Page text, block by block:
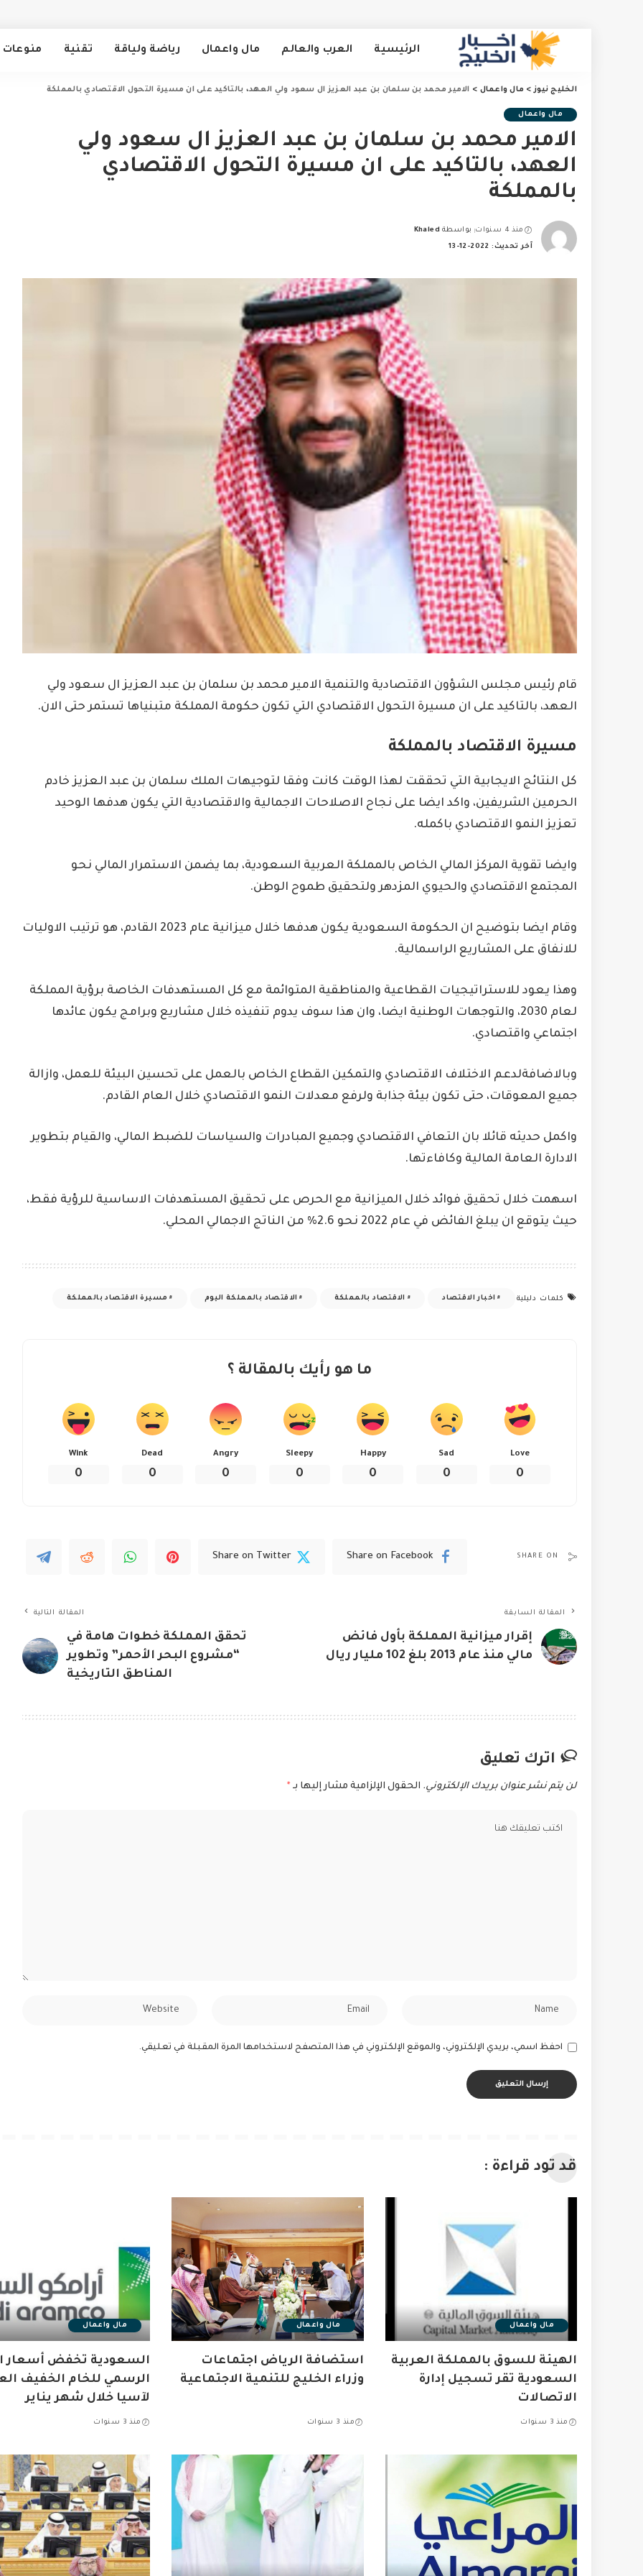
الرئيسية العرب والعالم مال واعمال رياضة ولياقة تقنية منوعات
الخليج نيوز> مال واعمال > الامير محمد بن سلمان بن عبد العزيز ال سعود ولي العهد، بالتاكيد على ان مسيرة التحول الاقتصادي بالمملكة
مال واعمال
الامير محمد بن سلمان بن عبد العزيز ال سعود ولي
العهد، بالتاكيد على ان مسيرة التحول الاقتصادي
بالمملكة
منذ 4 سنوات
Posted
by
بواسطة Khaled
آخر تحديث: 2022-12-13
قام رئيس مجلس الشؤون الاقتصادية والتنمية الامير محمد بن سلمان بن عبد العزيز ال سعود ولي
العهد، بالتاكيد على ان مسيرة التحول الاقتصادي التي تكون حكومة المملكة متبنياها تستمر حتى الان.
مسيرة الاقتصاد بالمملكة
كل النتائج الايجابية التي تحققت لهذا الوقت كانت وفقا لتوجيهات الملك سلمان بن عبد العزيز خادم
الحرمين الشريفين، واكد ايضا على نجاح الاصلاحات الاجمالية والاقتصادية التي يكون هدفها الوحيد
تعزيز النمو الاقتصادي باكمله.
وايضا تقوية المركز المالي الخاص بالمملكة العربية السعودية، بما يضمن الاستمرار المالي نحو
المجتمع الاقتصادي والحيوي المزدهر ولتحقيق طموح الوطن.
وقام ايضا بتوضيح ان الحكومة السعودية يكون هدفها خلال ميزانية عام 2023 القادم، هو ترتيب الاوليات
للانفاق على المشاريع الراسمالية.
وهذا يعود للاستراتيجيات القطاعية والمناطقية المتوائمة مع كل المستهدفات الخاصة برؤية المملكة
لعام 2030، والتوجهات الوطنية ايضا، وان هذا سوف يدوم تنفيذه خلال مشاريع وبرامج يكون عائدها
اجتماعي واقتصادي.
وبالاضافةلدعم الاختلاف الاقتصادي والتمكين القطاع الخاص بالعمل على تحسين البيئة للعمل، وازالة
جميع المعوقات، حتى تكون بيئة جذابة ولرفع معدلات النمو الاقتصادي خلال العام القادم.
واكمل حديثه قائلا بان التعافي الاقتصادي وجميع المبادرات والسياسات للضبط المالي، والقيام بتطوير
الادارة العامة المالية وكافاءتها.
اسهمت خلال تحقيق فوائد خلال الميزانية مع الحرص على تحقيق المستهدفات الاساسية للرؤية فقط،
حيث يتوقع ان يبلغ الفائض في عام 2022 نحو 2.6% من الناتج الاجمالي المحلي.
كلمات دليلية اخبار الاقتصاد الاقتصاد بالمملكة الاقتصاد بالمملكة اليوم مسيرة الاقتصاد بالمملكة
ما هو رأيك بالمقالة ؟
Love
0
Sad
0
Happy
0
Sleepy
0
Angry
0
Dead
0
Wink
0
SHARE ON
Share on Facebook
Share on Twitter
المقالة السابقة
إقرار ميزانية المملكة بأول فائض
مالي منذ عام 2013 بلغ 102 مليار ريال
المقالة التالية
تحقق المملكة خطوات هامة في
“مشروع البحر الأحمر” وتطوير
المناطق التاريخية
اترك تعليق
لن يتم نشر عنوان بريدك الإلكتروني. الحقول الإلزامية مشار إليها بـ *
احفظ اسمي، بريدي الإلكتروني، والموقع الإلكتروني في هذا المتصفح لاستخدامها المرة المقبلة في تعليقي.
قد تود قراءة :
مال واعمال
الهيئة للسوق بالمملكة العربية
السعودية تقر تسجيل إدارة
الاتصالات
منذ 3 سنوات
مال واعمال
استضافة الرياض اجتماعات
وزراء الخليج للتنمية الاجتماعية
منذ 3 سنوات
مال واعمال
السعودية تخفض أسعار
الرسمي للخام الخفيف
لآسيا خلال شهر يناير
منذ 3 سنوات